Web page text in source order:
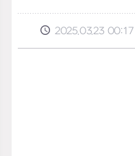
2025.03.23 00:17